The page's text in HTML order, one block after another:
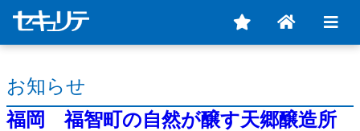
お知らせ
福岡 福智町の自然が醸す天郷醸造所